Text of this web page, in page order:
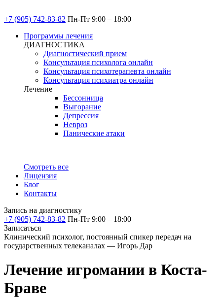
+7 (905) 742-83-82 Пн-Пт 9:00 – 18:00
Программы лечения
ДИАГНОСТИКА
Диагностический прием
Консультация психолога онлайн
Консультация психотерапевта онлайн
Консультация психиатра онлайн
Лечение
Бессонница
Выгорание
Депрессия
Невроз
Панические атаки
Смотреть все
Лицензия
Блог
Контакты
Запись на диагностику
+7 (905) 742-83-82 Пн-Пт 9:00 – 18:00
Записаться
Клинический психолог, постоянный спикер передач на
государственных телеканалах — Игорь Дар
Лечение игромании в Коста-
Браве